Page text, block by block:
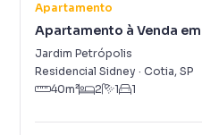
Apartamento
Apartamento à Venda
Jardim Petrópolis
Residencial Sidney · Cotia, SP
40m² 2 1 1